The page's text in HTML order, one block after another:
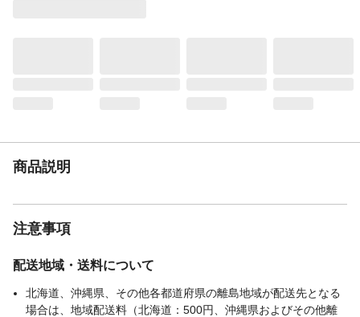
商品説明
注意事項
配送地域・送料について
北海道、沖縄県、その他各都道府県の離島地域が配送先となる
場合は、地域配送料（北海道：500円、沖縄県およびその他離